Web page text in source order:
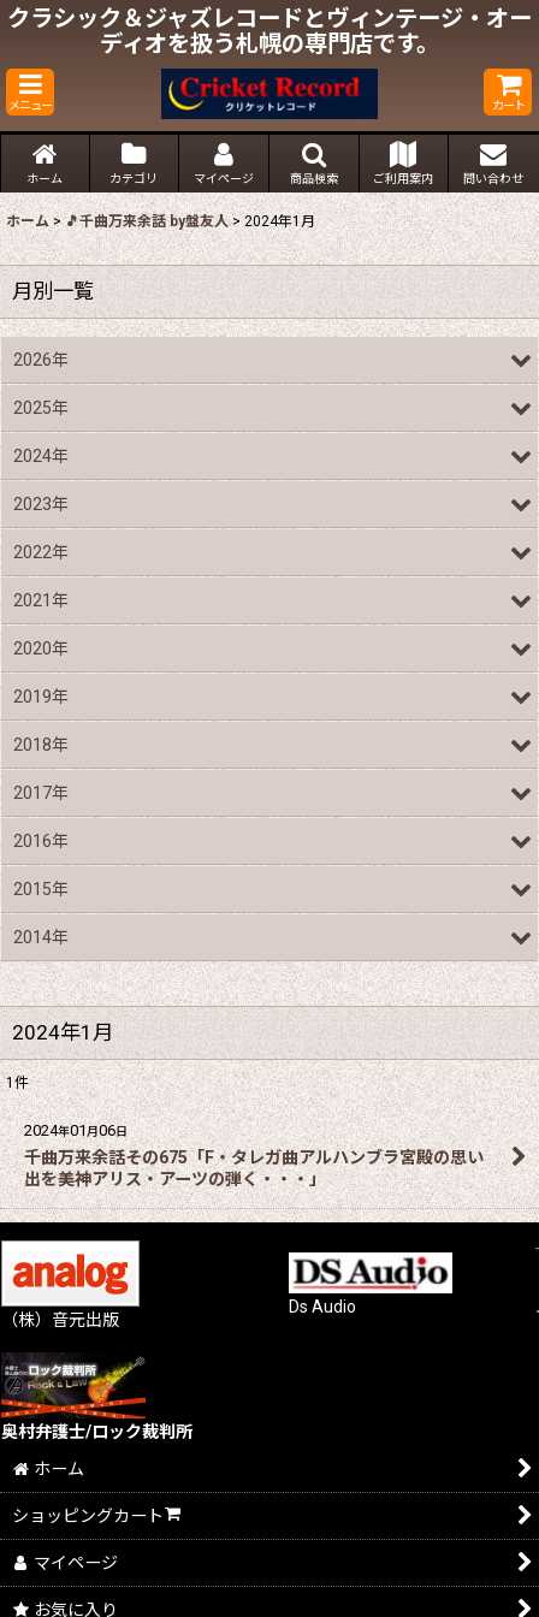
クラシック＆ジャズレコードとヴィンテージ・オー
ディオを扱う札幌の専門店です。
メニュー カート
ホーム カテゴリ マイページ 商品検索 ご利用案内 問い合わせ
ホーム > 🎵千曲万来余話 by盤友人 > 2024年1月
2024年1月
1 件
2024年01月06日
千曲万来余話その675「F・タレガ曲アルハンブラ宮殿の思い
出を美神アリス・アーツの弾く・・・」
月別一覧
2026年
2025年
2024年
2023年
2022年
2021年
2020年
2019年
2018年
2017年
2016年
2015年
2014年
（株）音元出版
Ds Audio
奥村弁護士/ロック裁判所
ホーム
ショッピングカート
マイページ
お気に入り